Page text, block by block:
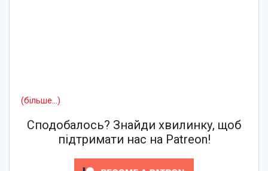
(більше…)
Сподобалось? Знайди хвилинку, щоб
підтримати нас на Patreon!